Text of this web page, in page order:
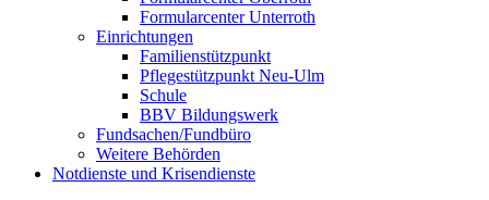
Formularcenter Unterroth
Einrichtungen
Familienstützpunkt
Pflegestützpunkt Neu-Ulm
Schule
BBV Bildungswerk
Fundsachen/Fundbüro
Weitere Behörden
Notdienste und Krisendienste